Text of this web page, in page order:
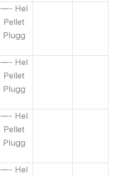
—- Hel
Pellet
Plugg
—- Hel
Pellet
Plugg
—- Hel
Pellet
Plugg
—- Hel